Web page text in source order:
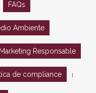
FAQs
Ambiente
Responsable
de compliance